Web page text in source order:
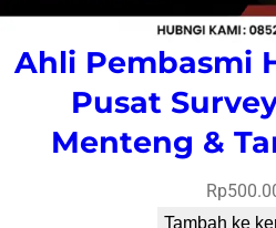
Ahli Pembasmi
Pusat
Menteng &
Rp
Tambah ke